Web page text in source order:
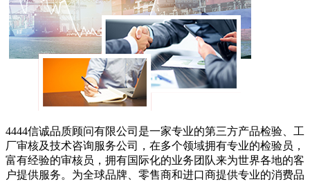
4444信诚品质顾问有限公司是一家专业的第三方产品检验、工
厂审核及技术咨询服务公司，在多个领域拥有专业的检验员，
富有经验的审核员，拥有国际化的业务团队来为世界各地的客
户提供服务。为全球品牌、零售商和进口商提供专业的消费品